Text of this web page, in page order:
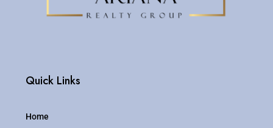
Quick Links
Home